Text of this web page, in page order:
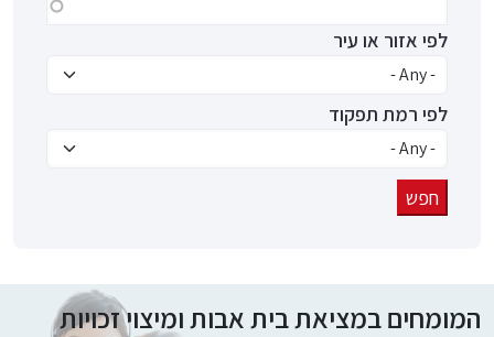
לפי אזור או עיר
לפי רמת תפקוד
המומחים במציאת בית אבות ומיצוי זכויות